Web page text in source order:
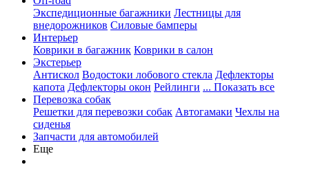
Экспедиционные багажники Лестницы для
внедорожников Силовые бамперы
Интерьер
Коврики в багажник Коврики в салон
Экстерьер
Антискол Водостоки лобового стекла Дефлекторы
капота Дефлекторы окон Рейлинги ... Показать все
Перевозка собак
Решетки для перевозки собак Автогамаки Чехлы на
сиденья
Запчасти для автомобилей
Еще